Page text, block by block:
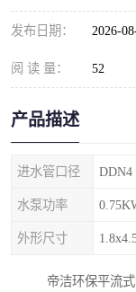
发布日期： 2026-
阅 读 量： 52
产品描述
进水管口径 DDN4
水泵功率
外形尺寸
帝洁环保平流
理设备
整形医院污水处
酿酒厂一体化污
备
生活一体化污水
复合二氧化氯发
处理设备
屠宰场一体化污